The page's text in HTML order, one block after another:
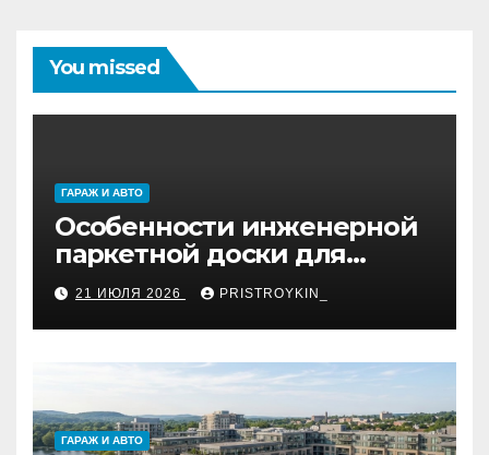
You missed
ГАРАЖ И АВТО
Особенности инженерной
паркетной доски для
укладки французской
ёлкой
21 ИЮЛЯ 2026 PRISTROYKIN_
ГАРАЖ И АВТО